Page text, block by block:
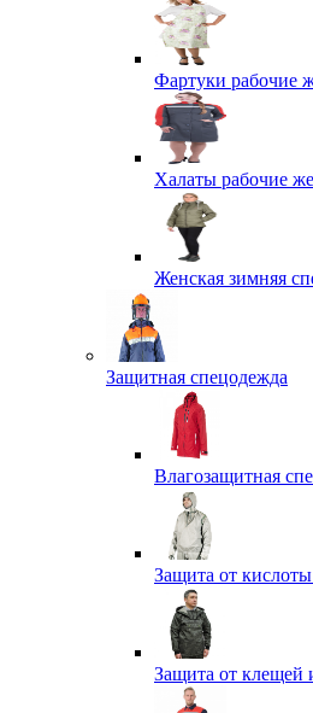
Фартуки рабочие
Халаты рабочие
Женская зимняя
Защитная спецодежда
Влагозащитная
Защита от
Защита от клещей